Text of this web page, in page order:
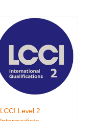
LCCI Level 2